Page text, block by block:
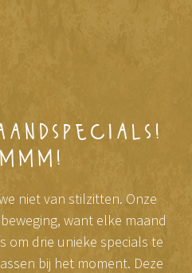
niet van stilzitten. Onze
want elke maand
om drie unieke specials te
bij het moment. Deze